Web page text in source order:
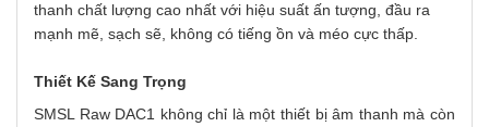
thanh chất lượng cao nhất với hiệu suất ấn tượng, đầu ra
mạnh mẽ, sạch sẽ, không có tiếng ồn và méo cực thấp.
Thiết Kế Sang Trọng
SMSL Raw DAC1 không chỉ là một thiết bị âm thanh mà còn